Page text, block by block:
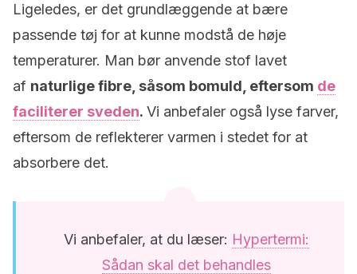
Ligeledes, er det grundlæggende at bære
passende tøj for at kunne modstå de høje
temperaturer. Man bør anvende stof lavet
af naturlige fibre, såsom bomuld, eftersom de
faciliterer sveden. Vi anbefaler også lyse farver,
eftersom de reflekterer varmen i stedet for at
absorbere det.
Vi anbefaler, at du læser: Hypertermi:
Sådan skal det behandles